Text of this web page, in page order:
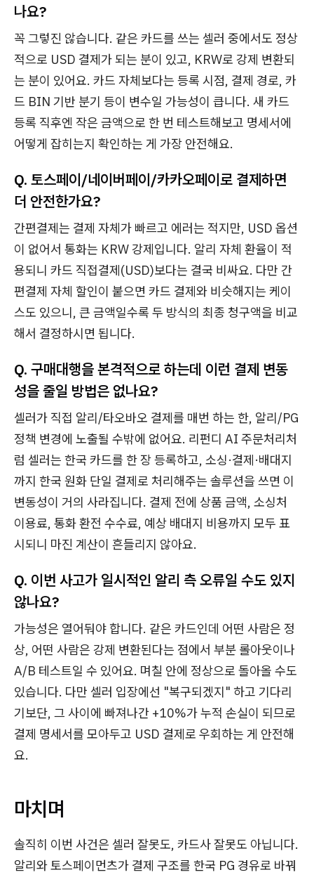
나요?
꼭 그렇진 않습니다. 같은 카드를 쓰는 셀러 중에서도 정상
적으로 USD 결제가 되는 분이 있고, KRW로 강제 변환되
는 분이 있어요. 카드 자체보다는 등록 시점, 결제 경로, 카
드 BIN 기반 분기 등이 변수일 가능성이 큽니다. 새 카드
등록 직후엔 작은 금액으로 한 번 테스트해보고 명세서에
어떻게 잡히는지 확인하는 게 가장 안전해요.
Q. 토스페이/네이버페이/카카오페이로 결제하면
더 안전한가요?
간편결제는 결제 자체가 빠르고 에러는 적지만, USD 옵션
이 없어서 통화는 KRW 강제입니다. 알리 자체 환율이 적
용되니 카드 직접결제(USD)보다는 결국 비싸요. 다만 간
편결제 자체 할인이 붙으면 카드 결제와 비슷해지는 케이
스도 있으니, 큰 금액일수록 두 방식의 최종 청구액을 비교
해서 결정하시면 됩니다.
Q. 구매대행을 본격적으로 하는데 이런 결제 변동
성을 줄일 방법은 없나요?
셀러가 직접 알리/타오바오 결제를 매번 하는 한, 알리/PG
정책 변경에 노출될 수밖에 없어요. 리펀디 AI 주문처리처
럼 셀러는 한국 카드를 한 장 등록하고, 소싱·결제·배대지
까지 한국 원화 단일 결제로 처리해주는 솔루션을 쓰면 이
변동성이 거의 사라집니다. 결제 전에 상품 금액, 소싱처
이용료, 통화 환전 수수료, 예상 배대지 비용까지 모두 표
시되니 마진 계산이 흔들리지 않아요.
Q. 이번 사고가 일시적인 알리 측 오류일 수도 있지
않나요?
가능성은 열어둬야 합니다. 같은 카드인데 어떤 사람은 정
상, 어떤 사람은 강제 변환된다는 점에서 부분 롤아웃이나
A/B 테스트일 수 있어요. 며칠 안에 정상으로 돌아올 수도
있습니다. 다만 셀러 입장에선 "복구되겠지" 하고 기다리
기보단, 그 사이에 빠져나간 +10%가 누적 손실이 되므로
결제 명세서를 모아두고 USD 결제로 우회하는 게 안전해
요.
마치며
솔직히 이번 사건은 셀러 잘못도, 카드사 잘못도 아닙니다.
알리와 토스페이먼츠가 결제 구조를 한국 PG 경유로 바꿔